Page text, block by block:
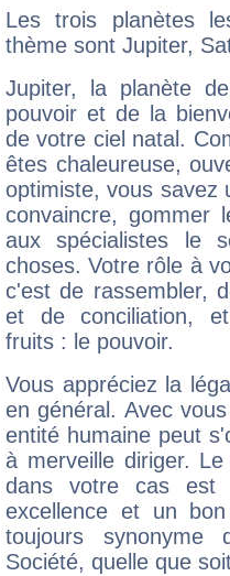
Les trois planètes
thème sont Jupiter,
Jupiter, la planète
pouvoir et de la
de votre ciel natal.
êtes chaleureuse,
optimiste, vous savez
convaincre, gommer
aux spécialistes le
choses. Votre rôle à
c'est de rassembler,
et de conciliation,
fruits : le pouvoir.
Vous appréciez la
en général. Avec
entité humaine peut
à merveille diriger.
dans votre cas est
excellence et un
toujours synonyme
Société, quelle que